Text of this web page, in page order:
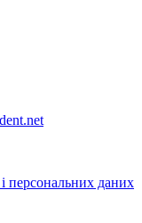
персональних даних